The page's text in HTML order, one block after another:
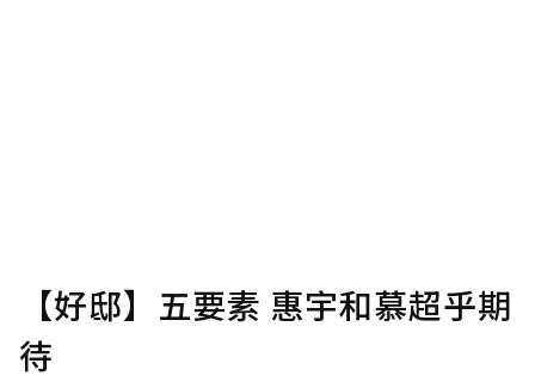
【好邸】五要素 惠宇和慕超乎期
待